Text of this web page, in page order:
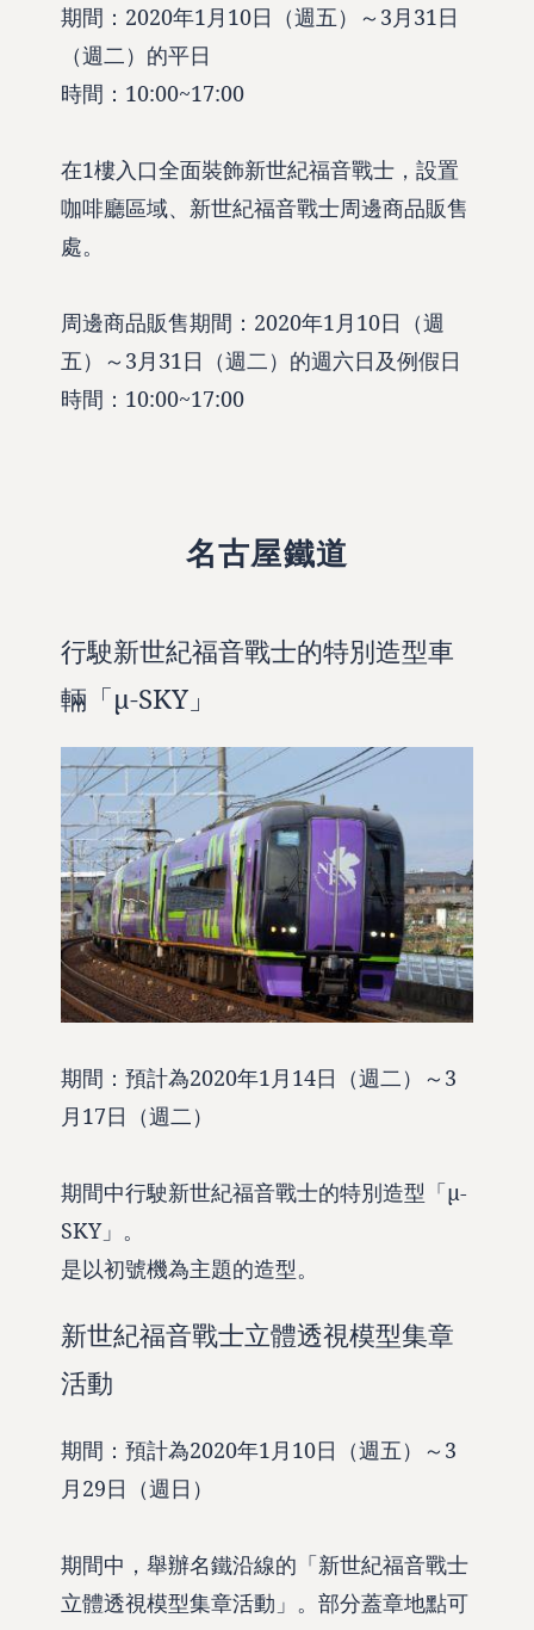
期間：2020年1月10日（週五）～3月31日
（週二）的平日
時間：10:00~17:00
在1樓入口全面裝飾新世紀福音戰士，設置
咖啡廳區域、新世紀福音戰士周邊商品販售
處。
周邊商品販售期間：2020年1月10日（週
五）～3月31日（週二）的週六日及例假日
時間：10:00~17:00
名古屋鐵道
行駛新世紀福音戰士的特別造型車
輛「μ-SKY」
期間：預計為2020年1月14日（週二）～3
月17日（週二）
期間中行駛新世紀福音戰士的特別造型「μ-
SKY」。
是以初號機為主題的造型。
新世紀福音戰士立體透視模型集章
活動
期間：預計為2020年1月10日（週五）～3
月29日（週日）
期間中，舉辦名鐵沿線的「新世紀福音戰士
立體透視模型集章活動」。部分蓋章地點可